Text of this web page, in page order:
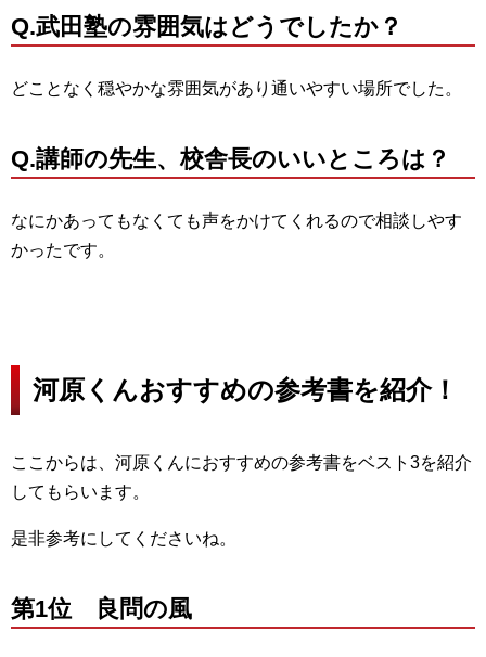
Q.武田塾の雰囲気はどうでしたか？
どことなく穏やかな雰囲気があり通いやすい場所でした。
Q.講師の先生、校舎長のいいところは？
なにかあってもなくても声をかけてくれるので相談しやす
かったです。
河原くんおすすめの参考書を紹介！
ここからは、河原くんにおすすめの参考書をベスト3を紹介
してもらいます。
是非参考にしてくださいね。
第1位 良問の風